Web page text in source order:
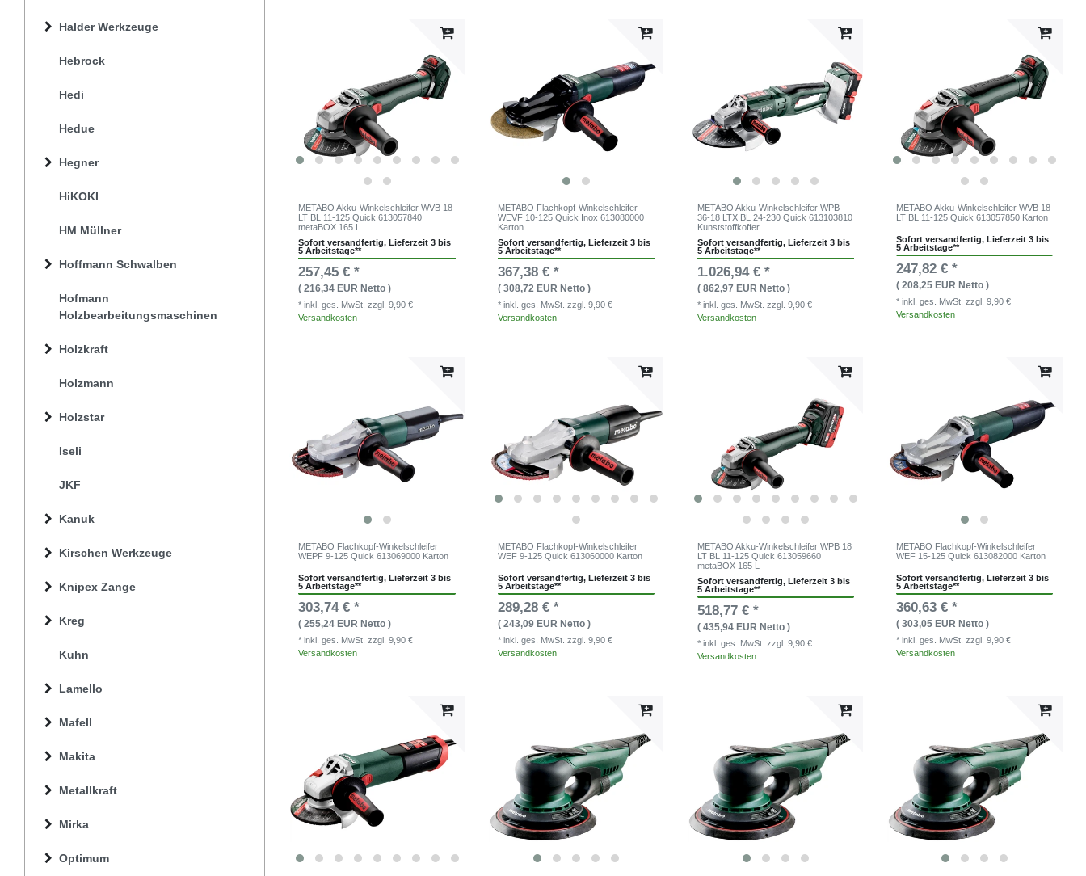
Halder Werkzeuge
Hebrock
Hedi
Hedue
Hegner
HiKOKI
HM Müllner
Hoffmann Schwalben
Hofmann
Holzbearbeitungsmaschinen
Holzkraft
Holzmann
Holzstar
Iseli
JKF
Kanuk
Kirschen Werkzeuge
Knipex Zange
Kreg
Kuhn
Lamello
Mafell
Makita
Metallkraft
Mirka
Optimum
METABO Akku-Winkelschleifer WVB 18
LT BL 11-125 Quick 613057840
metaBOX 165 L
Sofort versandfertig, Lieferzeit 3 bis
5 Arbeitstage**
257,45 € *
( 216,34 EUR Netto )
* inkl. ges. MwSt.zzgl. 9,90 €
Versandkosten
METABO Flachkopf-Winkelschleifer
WEVF 10-125 Quick Inox 613080000
Karton
Sofort versandfertig, Lieferzeit 3 bis
5 Arbeitstage**
367,38 € *
( 308,72 EUR Netto )
* inkl. ges. MwSt. zzgl. 9,90 €
Versandkosten
METABO Akku-Winkelschleifer WPB
36-18 LTX BL 24-230 Quick 613103810
Kunststoffkoffer
Sofort versandfertig, Lieferzeit 3 bis
5 Arbeitstage**
1.026,94 € *
( 862,97 EUR Netto )
* inkl. ges. MwSt. zzgl. 9,90 €
Versandkosten
METABO Akku-Winkelschleifer WVB 18
LT BL 11-125 Quick 613057850 Karton
Sofort versandfertig, Lieferzeit 3 bis
5 Arbeitstage**
247,82 € *
( 208,25 EUR Netto )
* inkl. ges. MwSt.zzgl. 9,90 €
Versandkosten
METABO Flachkopf-Winkelschleifer
WEPF 9-125 Quick 613069000 Karton
Sofort versandfertig, Lieferzeit 3 bis
5 Arbeitstage**
303,74 € *
( 255,24 EUR Netto )
* inkl. ges. MwSt.zzgl. 9,90 €
Versandkosten
METABO Flachkopf-Winkelschleifer
WEF 9-125 Quick 613060000 Karton
Sofort versandfertig, Lieferzeit 3 bis
5 Arbeitstage**
289,28 € *
( 243,09 EUR Netto )
* inkl. ges. MwSt. zzgl. 9,90 €
Versandkosten
METABO Akku-Winkelschleifer WPB 18
LT BL 11-125 Quick 613059660
metaBOX 165 L
Sofort versandfertig, Lieferzeit 3 bis
5 Arbeitstage**
518,77 € *
( 435,94 EUR Netto )
* inkl. ges. MwSt. zzgl. 9,90 €
Versandkosten
METABO Flachkopf-Winkelschleifer
WEF 15-125 Quick 613082000 Karton
Sofort versandfertig, Lieferzeit 3 bis
5 Arbeitstage**
360,63 € *
( 303,05 EUR Netto )
* inkl. ges. MwSt.zzgl. 9,90 €
Versandkosten